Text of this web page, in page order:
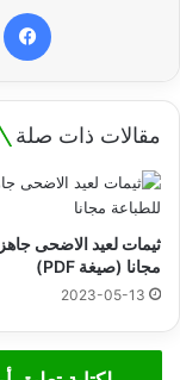
مقالات ذات صلة
ثيمات لعيد الاضحى
مجانا (صيغة PDF)
2023-05-13